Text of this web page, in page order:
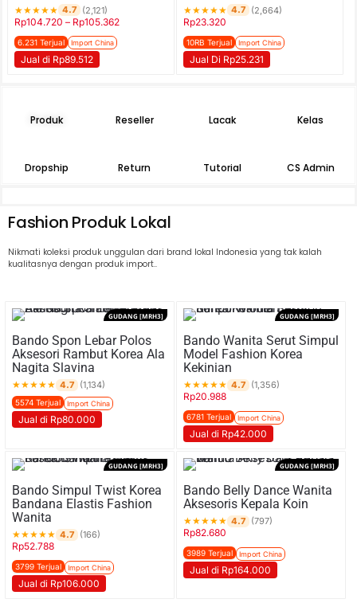
★★★★★ 4.7 (2,121)
Rp104.720 – Rp105.362
6.231 Terjual Import China
Jual di Rp89.512
★★★★★ 4.7 (2,664)
Rp23.320
10RB Terjual Import China
Jual Di Rp25.231
Produk Reseller Lacak Kelas
Dropship Return Tutorial CS Admin
Fashion Produk Lokal
Nikmati koleksi produk unggulan dari brand lokal Indonesia yang tak kalah
kualitasnya dengan produk import..
GUDANG [MRH3]
Bando Spon Lebar Polos
Aksesori Rambut Korea Ala
Nagita Slavina
★★★★★ 4.7 (1,134)
5574 Terjual Import China
Jual di Rp80.000
GUDANG [MRH3]
Bando Wanita Serut Simpul
Model Fashion Korea
Kekinian
★★★★★ 4.7 (1,356)
Rp20.988
6781 Terjual Import China
Jual di Rp42.000
GUDANG [MRH3]
Bando Simpul Twist Korea
Bandana Elastis Fashion
Wanita
★★★★★ 4.7 (166)
Rp52.788
3799 Terjual Import China
Jual di Rp106.000
GUDANG [MRH3]
Bando Belly Dance Wanita
Aksesoris Kepala Koin
★★★★★ 4.7 (797)
Rp82.680
3989 Terjual Import China
Jual di Rp164.000